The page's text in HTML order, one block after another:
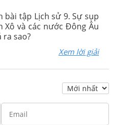
bài tập Lịch sử 9. Sự sụp
Xô và các nước Đông Âu
ra sao?
Xem lời giải